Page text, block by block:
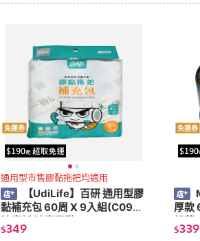
免運券
通用型市售膠黏拖把均適用
【UdiLife】百研 通用型膠
黏補充包 60周 X 9入組(C0920
除塵紙 除塵膠黏)
$349
免運券
厚款
鍋蓋)
$339